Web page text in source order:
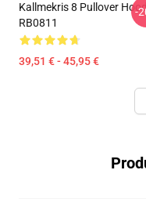
Kallmekris 8 Pullover
RB0811
39,51 € - 45,95 €
-